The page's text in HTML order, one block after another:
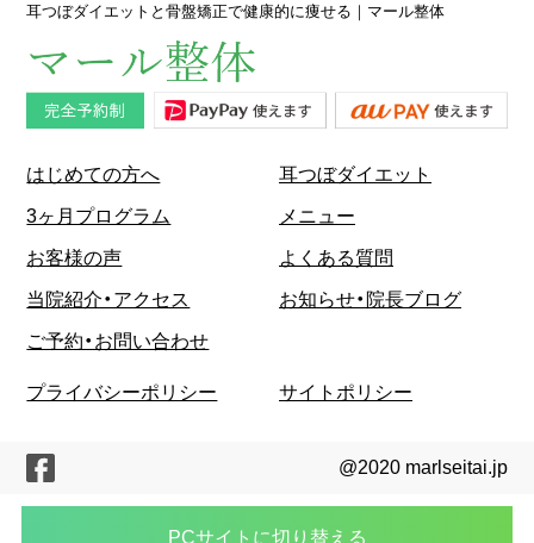
耳つぼダイエットと骨盤矯正で健康的に痩せる｜マール整体
はじめての方へ 耳つぼダイエット
3ヶ月プログラム メニュー
お客様の声 よくある質問
当院紹介・アクセス お知らせ・院長ブログ
ご予約・お問い合わせ
プライバシーポリシー サイトポリシー
@2020 marlseitai.jp
PCサイトに切り替える